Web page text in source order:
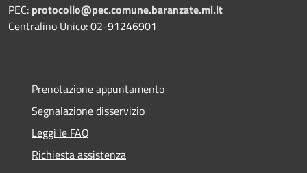
PEC: protocollo@pec.comune.baranzate.mi.it
Centralino Unico: 02-91246901
Prenotazione appuntamento
Segnalazione disservizio
Leggi le FAQ
Richiesta assistenza